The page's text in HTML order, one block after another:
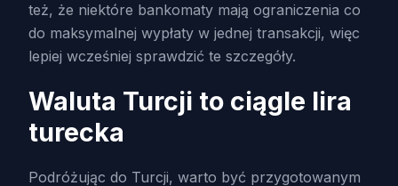
też, że niektóre bankomaty mają ograniczenia co
do maksymalnej wypłaty w jednej transakcji, więc
lepiej wcześniej sprawdzić te szczegóły.
Waluta Turcji to ciągle lira
turecka
Podróżując do Turcji, warto być przygotowanym